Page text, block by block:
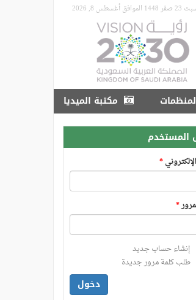
الموافق أغسطس 8, 2026
مكتبة الميديا
المستخدم
*
*
إنشاء حساب جديد
طلب كلمة مرور جديدة
دخول